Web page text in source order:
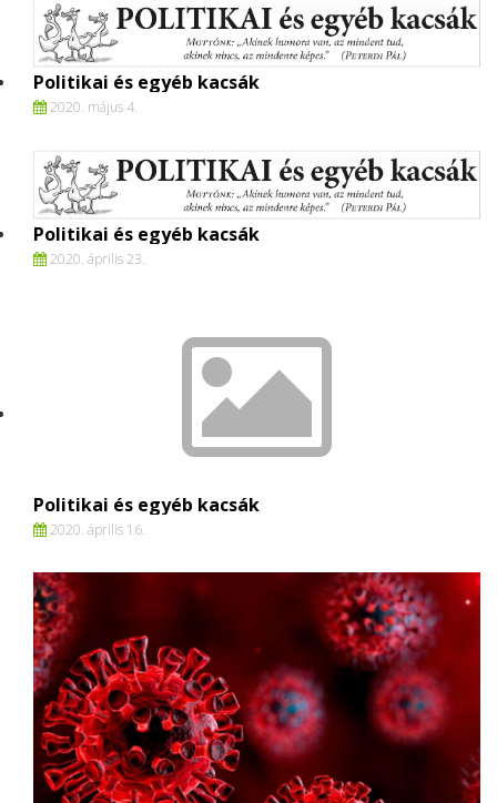
Politikai és egyéb kacsák
2020. május 4.
Politikai és egyéb kacsák
2020. április 23.
Politikai és egyéb kacsák
2020. április 16.